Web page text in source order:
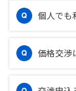
個人でも
価格交渉